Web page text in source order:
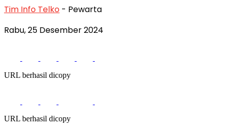
Tim Info Telko - Pewarta
Rabu, 25 Desember 2024
URL berhasil dicopy
URL berhasil dicopy